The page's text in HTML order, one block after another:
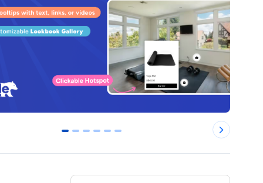
0 1 2 3 4 5